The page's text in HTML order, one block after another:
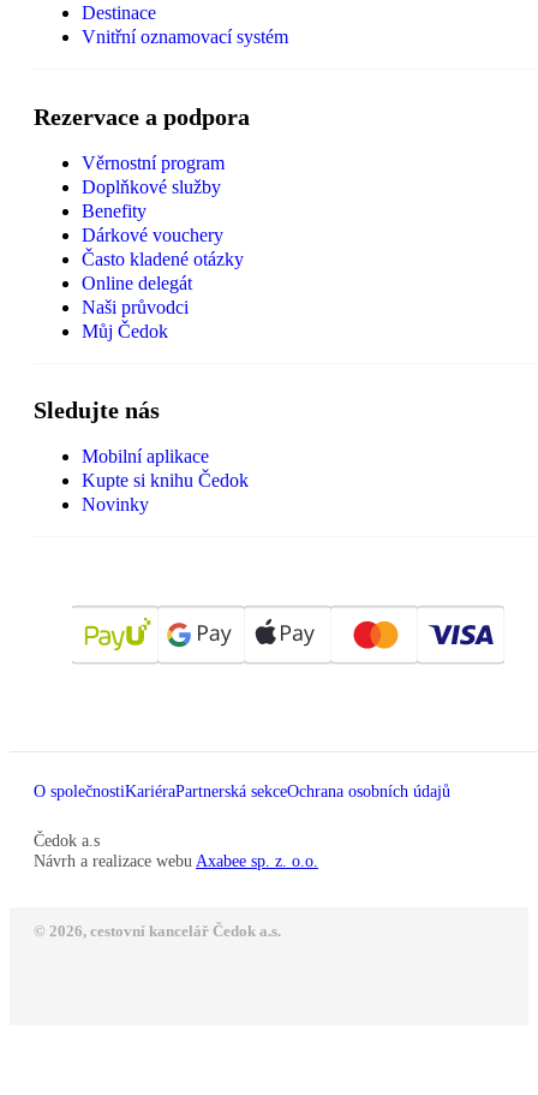
Destinace
Vnitřní oznamovací systém
Rezervace a podpora
Věrnostní program
Doplňkové služby
Benefity
Dárkové vouchery
Často kladené otázky
Online delegát
Naši průvodci
Můj Čedok
Sledujte nás
Mobilní aplikace
Kupte si knihu Čedok
Novinky
O společnostiKariéraPartnerská sekceOchrana osobních údajů
Čedok a.s
Návrh a realizace webu Axabee sp. z. o.o.
© 2026, cestovní kancelář Čedok a.s.